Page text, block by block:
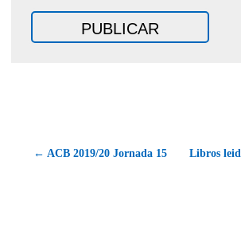
← ACB 2019/20 Jornada 15 Libros